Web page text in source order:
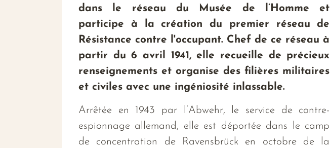
dans le réseau du Musée de l’Homme et
participe à la création du premier réseau de
Résistance contre l'occupant. Chef de ce réseau à
partir du 6 avril 1941, elle recueille de précieux
renseignements et organise des filières militaires
et civiles avec une ingéniosité inlassable.
Arrêtée en 1943 par l’Abwehr, le service de contre-
espionnage allemand, elle est déportée dans le camp
de concentration de Ravensbrück en octobre de la